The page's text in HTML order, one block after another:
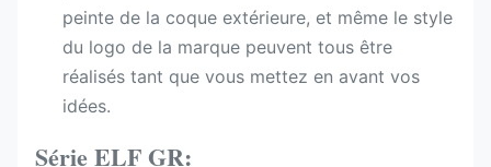
peinte de la coque extérieure, et même le style
du logo de la marque peuvent tous être
réalisés tant que vous mettez en avant vos
idées.
Série ELF GR: